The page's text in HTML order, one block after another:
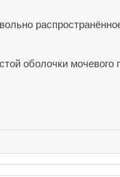
оболочки мочевого